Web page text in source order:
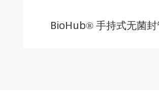
BioHub® 手持式无菌